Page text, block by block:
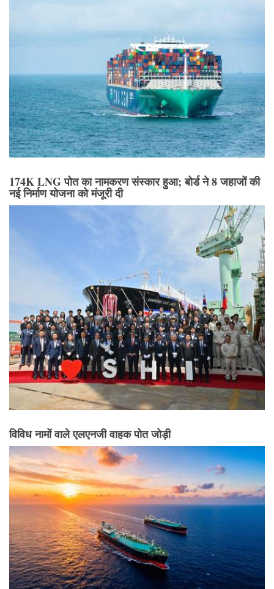
174K LNG पोत का नामकरण संस्कार हुआ; बोर्ड ने 8 जहाजों की
नई निर्माण योजना को मंजूरी दी
विविध नामों वाले एलएनजी वाहक पोत जोड़ी